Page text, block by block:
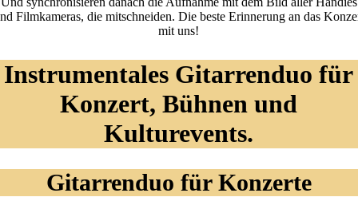
Filmkameras, die mitschneiden. Die beste Erinnerung an das
mit uns!
Instrumentales Gitarrenduo für
Konzert, Bühnen und
Kulturevents.
Gitarrenduo für Konzerte